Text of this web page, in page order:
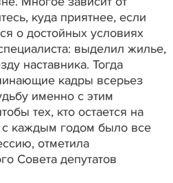
куда приятнее, если
о достойных условиях
выделил жилье,
наставника. Тогда
кадры всерьез
именно с этим
тех, кто остается на
с каждым годом было все
отметила
Совета депутатов